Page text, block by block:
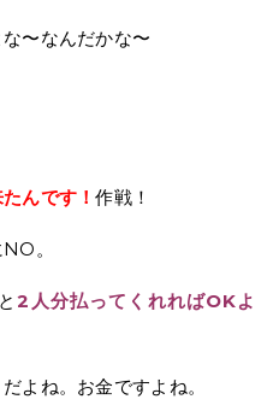
〜なんだかな〜
んです！作戦！
。
2人分払ってくれればOKよ
よね。お金ですよね。